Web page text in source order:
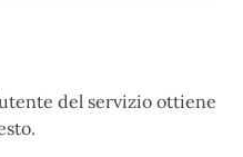
del servizio ottiene